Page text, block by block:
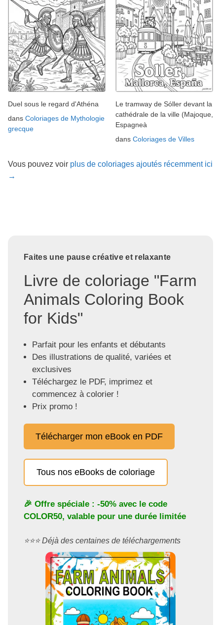
Duel sous le regard d'Athéna
dans Coloriages de Mythologie
grecque
Le tramway de Sóller devant la
cathédrale de la ville (Majoque,
Espagneà
dans Coloriages de Villes
Vous pouvez voir plus de coloriages ajoutés récemment ici
→
Faites une pause créative et relaxante
Livre de coloriage "Farm
Animals Coloring Book
for Kids"
Parfait pour les enfants et débutants
Des illustrations de qualité, variées et
exclusives
Téléchargez le PDF, imprimez et
commencez à colorier !
Prix promo !
Télécharger mon eBook en PDF
Tous nos eBooks de coloriage
🎉 Offre spéciale : -50% avec le code
COLOR50, valable pour une durée limitée
⭐️⭐️⭐️ Déjà des centaines de téléchargements